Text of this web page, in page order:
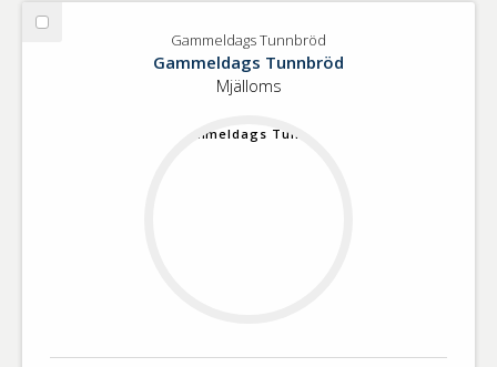
Välj
Gammeldags Tunnbröd
Gammeldags Tunnbröd
Mjälloms